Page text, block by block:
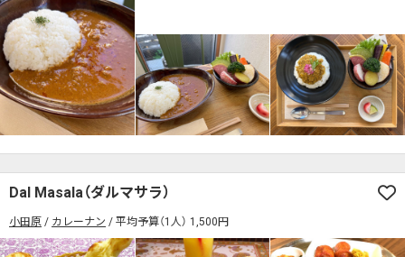
Dal Masala（ダルマサラ）
小田原 カレーナン 平均予算（1人） 1,500円